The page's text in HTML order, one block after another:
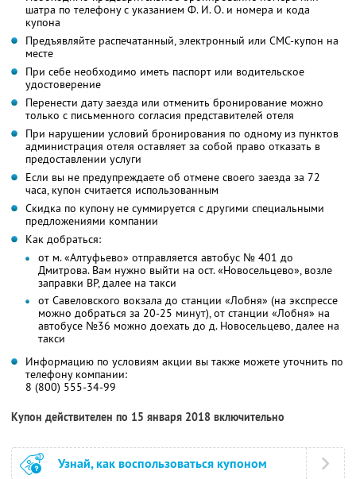
шатра по телефону с указанием Ф. И. О. и номера и кода
купона
Предъявляйте распечатанный, электронный или СМС-купон на
месте
При себе необходимо иметь паспорт или водительское
удостоверение
Перенести дату заезда или отменить бронирование можно
только с письменного согласия представителей отеля
При нарушении условий бронирования по одному из пунктов
администрация отеля оставляет за собой право отказать в
предоставлении услуги
Если вы не предупреждаете об отмене своего заезда за 72
часа, купон считается использованным
Скидка по купону не суммируется с другими специальными
предложениями компании
Как добраться:
от м. «Алтуфьево» отправляется автобус № 401 до
Дмитрова. Вам нужно выйти на ост. «Новосельцево», возле
заправки BP, далее на такси
от Савеловского вокзала до станции «Лобня» (на экспрессе
можно добраться за 20-25 минут), от станции «Лобня» на
автобусе №36 можно доехать до д. Новосельцево, далее на
такси
Информацию по условиям акции вы также можете уточнить по
телефону компании:
8 (800) 555-34-99
Купон действителен по 15 января 2018 включительно
Узнай, как воспользоваться купоном